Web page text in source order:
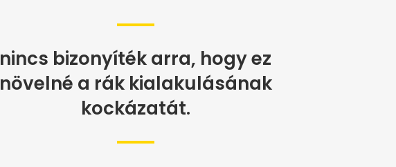
nincs bizonyíték arra, hogy ez
növelné a rák kialakulásának
kockázatát.